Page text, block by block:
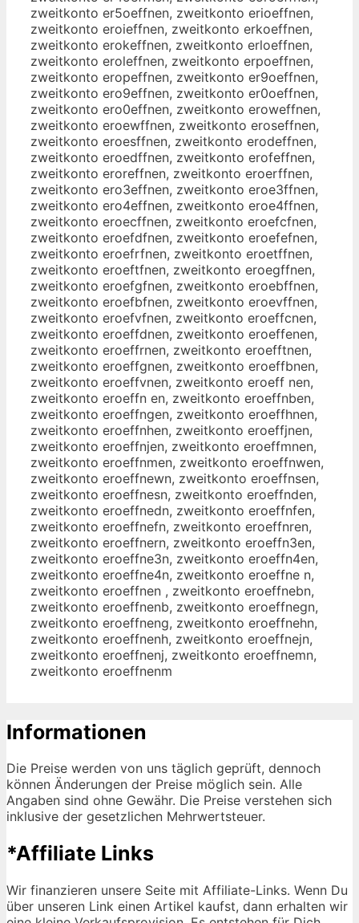
zweitkonto er5oeffnen, zweitkonto erioeffnen,
zweitkonto eroieffnen, zweitkonto erkoeffnen,
zweitkonto erokeffnen, zweitkonto erloeffnen,
zweitkonto eroleffnen, zweitkonto erpoeffnen,
zweitkonto eropeffnen, zweitkonto er9oeffnen,
zweitkonto ero9effnen, zweitkonto er0oeffnen,
zweitkonto ero0effnen, zweitkonto eroweffnen,
zweitkonto eroewffnen, zweitkonto eroseffnen,
zweitkonto eroesffnen, zweitkonto erodeffnen,
zweitkonto eroedffnen, zweitkonto erofeffnen,
zweitkonto eroreffnen, zweitkonto eroerffnen,
zweitkonto ero3effnen, zweitkonto eroe3ffnen,
zweitkonto ero4effnen, zweitkonto eroe4ffnen,
zweitkonto eroecffnen, zweitkonto eroefcfnen,
zweitkonto eroefdfnen, zweitkonto eroefefnen,
zweitkonto eroefrfnen, zweitkonto eroetffnen,
zweitkonto eroeftfnen, zweitkonto eroegffnen,
zweitkonto eroefgfnen, zweitkonto eroebffnen,
zweitkonto eroefbfnen, zweitkonto eroevffnen,
zweitkonto eroefvfnen, zweitkonto eroeffcnen,
zweitkonto eroeffdnen, zweitkonto eroeffenen,
zweitkonto eroeffrnen, zweitkonto eroefftnen,
zweitkonto eroeffgnen, zweitkonto eroeffbnen,
zweitkonto eroeffvnen, zweitkonto eroeff nen,
zweitkonto eroeffn en, zweitkonto eroeffnben,
zweitkonto eroeffngen, zweitkonto eroeffhnen,
zweitkonto eroeffnhen, zweitkonto eroeffjnen,
zweitkonto eroeffnjen, zweitkonto eroeffmnen,
zweitkonto eroeffnmen, zweitkonto eroeffnwen,
zweitkonto eroeffnewn, zweitkonto eroeffnsen,
zweitkonto eroeffnesn, zweitkonto eroeffnden,
zweitkonto eroeffnedn, zweitkonto eroeffnfen,
zweitkonto eroeffnefn, zweitkonto eroeffnren,
zweitkonto eroeffnern, zweitkonto eroeffn3en,
zweitkonto eroeffne3n, zweitkonto eroeffn4en,
zweitkonto eroeffne4n, zweitkonto eroeffne n,
zweitkonto eroeffnen , zweitkonto eroeffnebn,
zweitkonto eroeffnenb, zweitkonto eroeffnegn,
zweitkonto eroeffneng, zweitkonto eroeffnehn,
zweitkonto eroeffnenh, zweitkonto eroeffnejn,
zweitkonto eroeffnenj, zweitkonto eroeffnemn,
zweitkonto eroeffnenm
Informationen
Die Preise werden von uns täglich geprüft, dennoch
können Änderungen der Preise möglich sein. Alle
Angaben sind ohne Gewähr. Die Preise verstehen sich
inklusive der gesetzlichen Mehrwertsteuer.
*Affiliate Links
Wir finanzieren unsere Seite mit Affiliate-Links. Wenn Du
über unseren Link einen Artikel kaufst, dann erhalten wir